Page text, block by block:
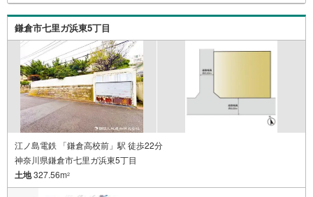
最適なご提案をいたします。「週末だけでも海のそばで過
ごしたい」「将来的に移住を考えている」「理想の住まい
を見つけたい」-- そんな思いをお持ちの方は、ぜひ私たち
にご相談ください。逗子・葉山の魅力を知り尽くしたプロ
として、皆さまの新しい暮らしの第一歩を全力でサポート
いたします。どうぞお気軽にお問い合わせください。
鎌倉市七里ガ浜東5丁目
江ノ島電鉄 「鎌倉高校前」駅 徒歩22分
神奈川県鎌倉市七里ガ浜東5丁目
土地327.56m2